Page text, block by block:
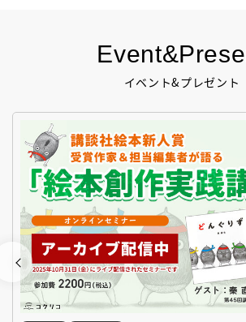
イベント&プレゼント